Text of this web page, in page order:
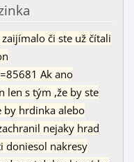
či ste už čítali
Ak ano
len s tým ,že by ste
by hrdinka alebo
nejaky hrad
doniesol nakresy